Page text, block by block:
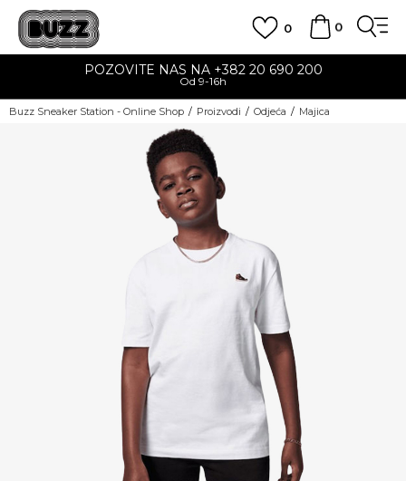
0
0
POZOVITE NAS NA +382 20 690 200
Od 9-16h
Buzz Sneaker Station - Online Shop Proizvodi Odjeća Majica